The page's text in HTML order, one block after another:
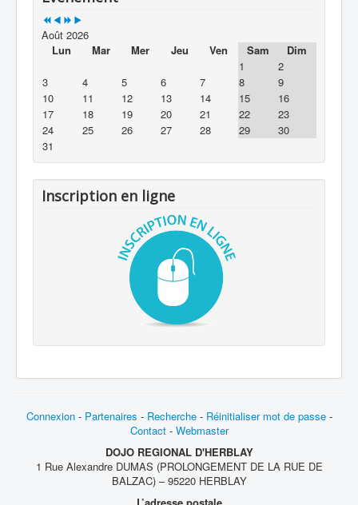
Août 2026
Lun
Mar Mer Jeu Ven Sam
Dim
1
2
3
4 5 6 7 8
9
10
11 12 13 14 15
16
17
18 19 20 21 22
23
24
25 26 27 28 29
30
31
Inscription en ligne
Connexion - Partenaires - Recherche- Réinitialiser mot de passe-
Contact- Webmaster
DOJO REGIONAL D'HERBLAY
1 Rue Alexandre DUMAS (PROLONGEMENT DE LA RUE DE
BALZAC) – 95220 HERBLAY
L’adresse postale